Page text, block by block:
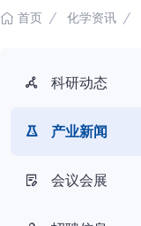
首页 化学资讯
科研动态
产业新闻
会议会展